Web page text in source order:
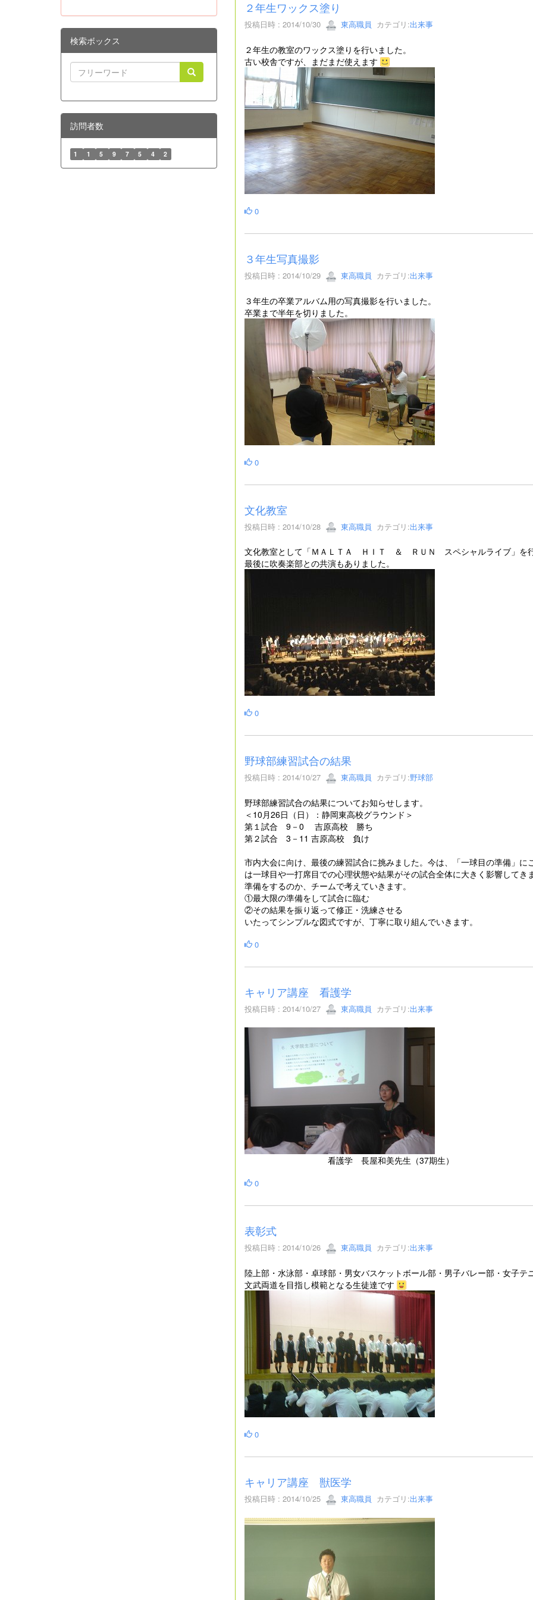
２年生ワックス塗り
投稿日時 : 2014/10/30 東高職員 カテゴリ:出来事
２年生の教室のワックス塗りを行いました。
古い校舎ですが、まだまだ使えます
0
３年生写真撮影
投稿日時 : 2014/10/29 東高職員 カテゴリ:出来事
３年生の卒業アルバム用の写真撮影を行いました。
卒業まで半年を切りました。
0
文化教室
投稿日時 : 2014/10/28 東高職員 カテゴリ:出来事
文化教室として「ＭＡＬＴＡ ＨＩＴ ＆ ＲＵＮ スペシャルライブ」を行
最後に吹奏楽部との共演もありました。
0
野球部練習試合の結果
投稿日時 : 2014/10/27 東高職員 カテゴリ:野球部
野球部練習試合の結果についてお知らせします。
＜10月26日（日）：静岡東高校グラウンド＞
第１試合 9－0 吉原高校 勝ち
第２試合 3－11 吉原高校 負け
市内大会に向け、最後の練習試合に挑みました。今は、「一球目の準備」
は一球目や一打席目での心理状態や結果がその試合全体に大きく影響して
準備をするのか、チームで考えていきます。
①最大限の準備をして試合に臨む
②その結果を振り返って修正・洗練させる
いたってシンプルな図式ですが、丁寧に取り組んでいきます。
0
キャリア講座 看護学
投稿日時 : 2014/10/27 東高職員 カテゴリ:出来事
看護学 長屋和美先生（37期生）
0
表彰式
投稿日時 : 2014/10/26 東高職員 カテゴリ:出来事
陸上部・水泳部・卓球部・男女バスケットボール部・男子バレー部・女子テ
文武両道を目指し模範となる生徒達です
0
キャリア講座 獣医学
投稿日時 : 2014/10/25 東高職員 カテゴリ:出来事
検索ボックス
訪問者数
1 1 5 9 7 5 4 2